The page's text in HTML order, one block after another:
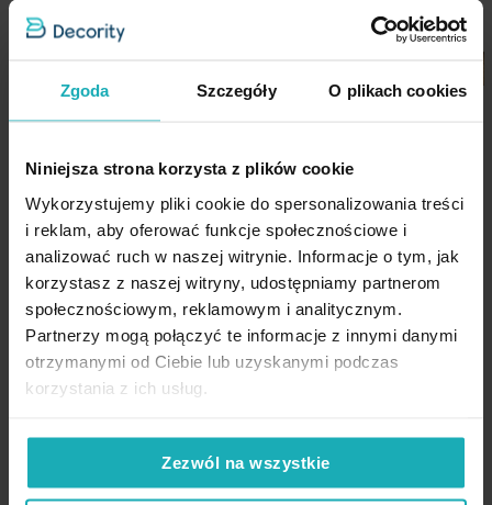
Zgoda Szczegóły O plikach cookies
Niniejsza strona korzysta z plików cookie
Wykorzystujemy pliki cookie do spersonalizowania treści
i reklam, aby oferować funkcje społecznościowe i
analizować ruch w naszej witrynie. Informacje o tym, jak
korzystasz z naszej witryny, udostępniamy partnerom
społecznościowym, reklamowym i analitycznym.
Partnerzy mogą połączyć te informacje z innymi danymi
otrzymanymi od Ciebie lub uzyskanymi podczas
korzystania z ich usług.
Zezwól na wszystkie
Poszewka na poduszkę 60x60
połysku z ozdobną lamówką
ciemnoróżowa GAJA 2
Eurofirany
30,10 zł
-30%
Najniższa cena z 30 dni przed
obniżką:43,00 zł
Cena regularna:43,00 zł
Dodaj do koszyka Dodaj do listy życzeń
High-contrast mode